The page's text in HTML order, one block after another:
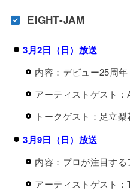
EIGHT-JAM
3月2日（日）放送
内容：デビュー25周
アーティストゲスト
トークゲスト：足立
3月9日（日）放送
内容：プロが注目する
アーティストゲスト